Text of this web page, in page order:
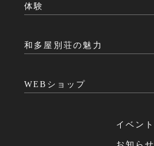
体験
和多屋別荘の魅力
WEBショップ
イベント